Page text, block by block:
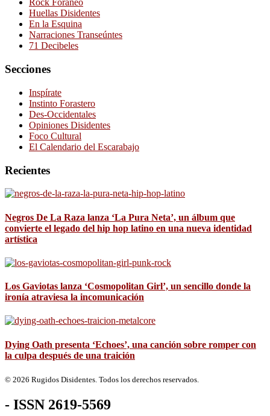
Rock Foráneo
Huellas Disidentes
En la Esquina
Narraciones Transeúntes
71 Decibeles
Secciones
Inspírate
Instinto Forastero
Des-Occidentales
Opiniones Disidentes
Foco Cultural
El Calendario del Escarabajo
Recientes
Negros De La Raza lanza ‘La Pura Neta’, un álbum que
convierte el legado del hip hop latino en una nueva identidad
artística
Los Gaviotas lanza ‘Cosmopolitan Girl’, un sencillo donde la
ironía atraviesa la incomunicación
Dying Oath presenta ‘Echoes’, una canción sobre romper con
la culpa después de una traición
© 2026 Rugidos Disidentes. Todos los derechos reservados.
- ISSN 2619-5569